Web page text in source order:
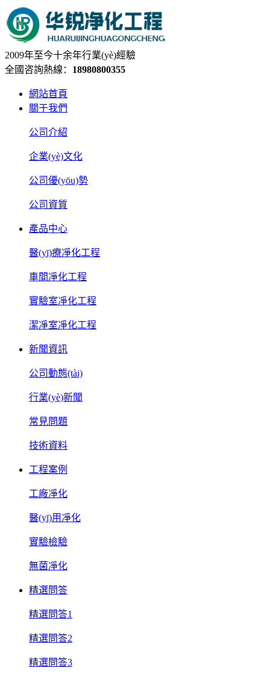
2009年至今十余年行業(yè)經驗
全國咨詢熱線： 18980800355
網站首頁
關于我們
公司介紹
企業(yè)文化
公司優(yōu)勢
公司資質
產品中心
醫(yī)療凈化工程
車間凈化工程
實驗室凈化工程
潔凈室凈化工程
新聞資訊
公司動態(tài)
行業(yè)新聞
常見問題
技術資料
工程案例
工廠凈化
醫(yī)用凈化
實驗檢驗
無菌凈化
精選問答
精選問答1
精選問答2
精選問答3